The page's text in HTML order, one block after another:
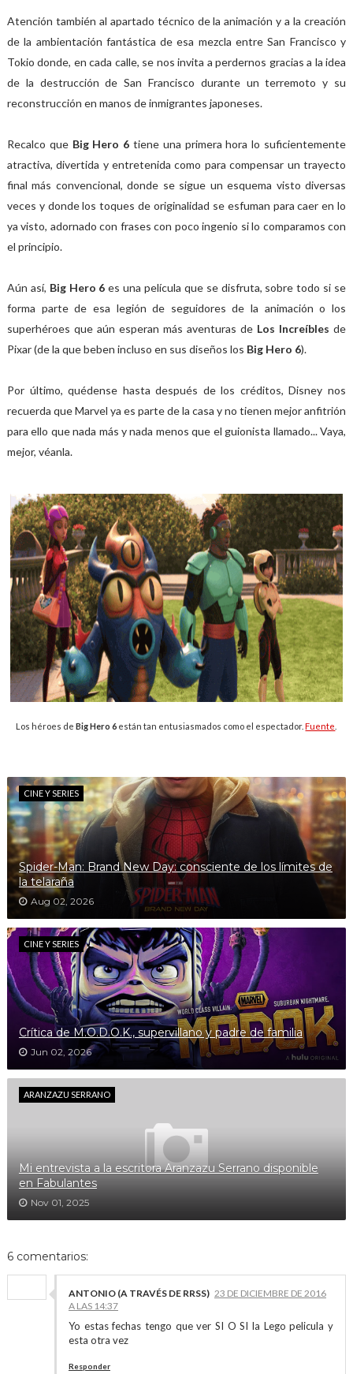
Atención también al apartado técnico de la animación y a la creación
de la ambientación fantástica de esa mezcla entre San Francisco y
Tokio donde, en cada calle, se nos invita a perdernos gracias a la idea
de la destrucción de San Francisco durante un terremoto y su
reconstrucción en manos de inmigrantes japoneses.
Recalco queBig Hero 6 tiene una primera hora lo suficientemente
atractiva, divertida y entretenida como para compensar un trayecto
final más convencional, donde se sigue un esquema visto diversas
veces y donde los toques de originalidad se esfuman para caer en lo
ya visto, adornado con frases con poco ingenio si lo comparamos con
el principio.
Aún así, Big Hero 6 es una película que se disfruta, sobre todo si se
forma parte de esa legión de seguidores de la animación o los
superhéroes que aún esperan más aventuras de Los Increíbles de
Pixar (de la que beben incluso en sus diseños los Big Hero 6).
Por último, quédense hasta después de los créditos, Disney nos
recuerda que Marvel ya es parte de la casa y no tienen mejor anfitrión
para ello que nada más y nada menos que el guionista llamado... Vaya,
mejor, véanla.
Los héroes de Big Hero 6 están tan entusiasmados como el espectador.Fuente
CINE Y SERIES
Spider-Man: Brand New Day: consciente de los límites de
la telaraña
Aug 02, 2026
CINE Y SERIES
Crítica de M.O.D.O.K., supervillano y padre de familia
Jun 02, 2026
ARANZAZU SERRANO
Mi entrevista a la escritora Aranzazu Serrano disponible
en Fabulantes
Nov 01, 2025
6 comentarios:
ANTONIO (A TRAVÉS DE RRSS) 23 DE DICIEMBRE DE 2016
A LAS 14:37
Yo estas fechas tengo que ver SI O SI la Lego pelicula y
esta otra vez
Responder